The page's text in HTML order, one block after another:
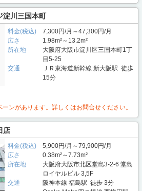
淀川三国本町
料金(税込)
7,300円/月～47,300円/月
広さ
1.98m²～13.2m²
所在地
大阪府大阪市淀川区三国本町1丁
目5-25
交通
ＪＲ東海道新幹線 新大阪駅 徒歩
15分
ンがあります。詳しくはお問合せください。
店
料金(税込)
5,900円/月～79,900円/月
広さ
0.38m²～7.73m²
所在地
大阪府大阪市北区堂島3-2-6 堂島
ロイヤルビル 3,5F
交通
阪神本線 福島駅 徒歩 3分